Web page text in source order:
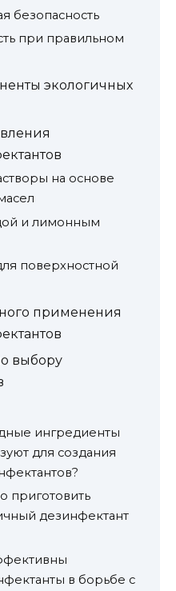
безопасность
при правильном
экологичных
на основе
и лимонным
поверхностной
применения
выбору
ингредиенты
для создания
приготовить
дезинфектант
в борьбе с